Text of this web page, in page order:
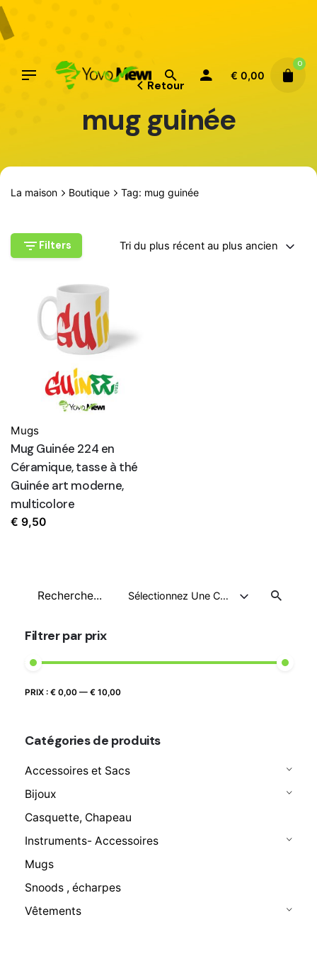
Aller
au
contenu
€ 0,00
0
Retour
mug guinée
La maison Boutique Tag: mug guinée
Filters Tri du plus récent au plus ancien
Recherche
Sélectionnez Une Catégorie
Filtrer par prix
Prix
Prix
PRIX : € 0,00 — € 10,00
Catégories de produits
Accessoires et Sacs
Bijoux
Casquette, Chapeau
Instruments- Accessoires
Mugs
Snoods , écharpes
Vêtements
Mugs
Mug Guinée 224 en
Céramique, tasse à thé
Guinée art moderne,
multicolore
€ 9,50